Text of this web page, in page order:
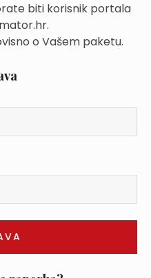
biti korisnik portala
o Vašem paketu.